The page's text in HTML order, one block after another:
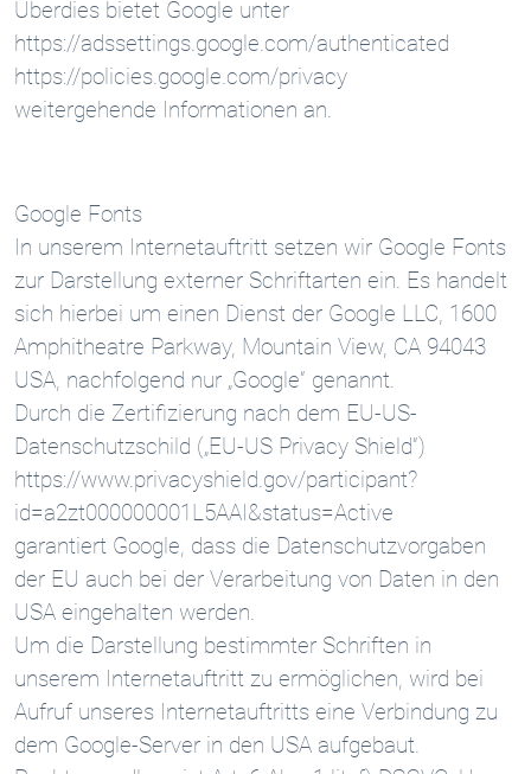
Überdies bietet Google unter
https://adssettings.google.com/authenticated
https://policies.google.com/privacy
weitergehende Informationen an.
Google Fonts
In unserem Internetauftritt setzen wir Google Fonts
zur Darstellung externer Schriftarten ein. Es handelt
sich hierbei um einen Dienst der Google LLC, 1600
Amphitheatre Parkway, Mountain View, CA 94043
USA, nachfolgend nur „Google“ genannt.
Durch die Zertifizierung nach dem EU-US-
Datenschutzschild („EU-US Privacy Shield“)
https://www.privacyshield.gov/participant?
id=a2zt000000001L5AAI&status=Active
garantiert Google, dass die Datenschutzvorgaben
der EU auch bei der Verarbeitung von Daten in den
USA eingehalten werden.
Um die Darstellung bestimmter Schriften in
unserem Internetauftritt zu ermöglichen, wird bei
Aufruf unseres Internetauftritts eine Verbindung zu
dem Google-Server in den USA aufgebaut.